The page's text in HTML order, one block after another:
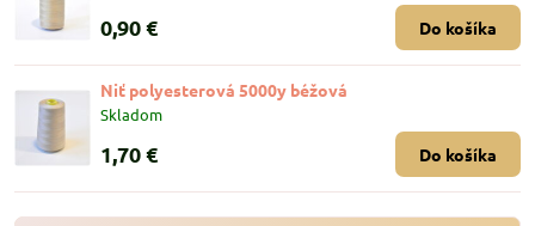
0,90 € Do košíka
Niť polyesterová 5000y béžová
Skladom
1,70 € Do košíka